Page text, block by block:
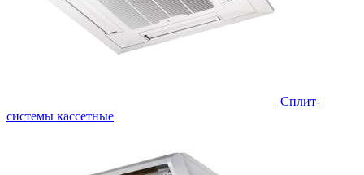
Сплит-
системы кассетные